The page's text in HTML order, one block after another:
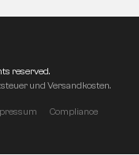
Compliance
reserved.
und Versandkosten.